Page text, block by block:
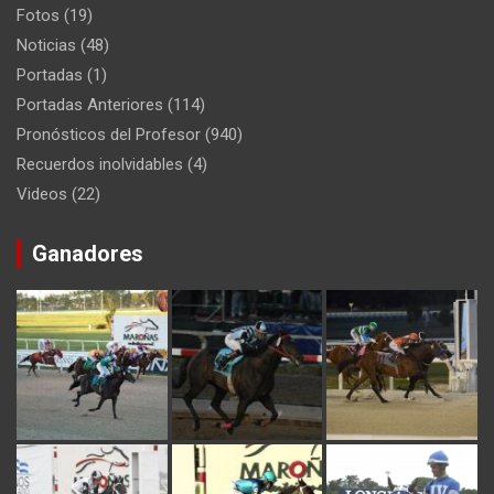
Fotos (19)
Noticias (48)
Portadas (1)
Portadas Anteriores (114)
Pronósticos del Profesor (940)
Recuerdos inolvidables (4)
Videos (22)
Ganadores